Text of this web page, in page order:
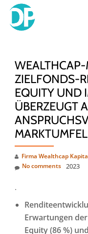
Skip
WEALTHCAP-
ZIELFONDS-
EQUITY UND
ÜBERZEUGT
Firma Wealthcap
2023
No comments
.
Erwartungen
Equity (86 %)